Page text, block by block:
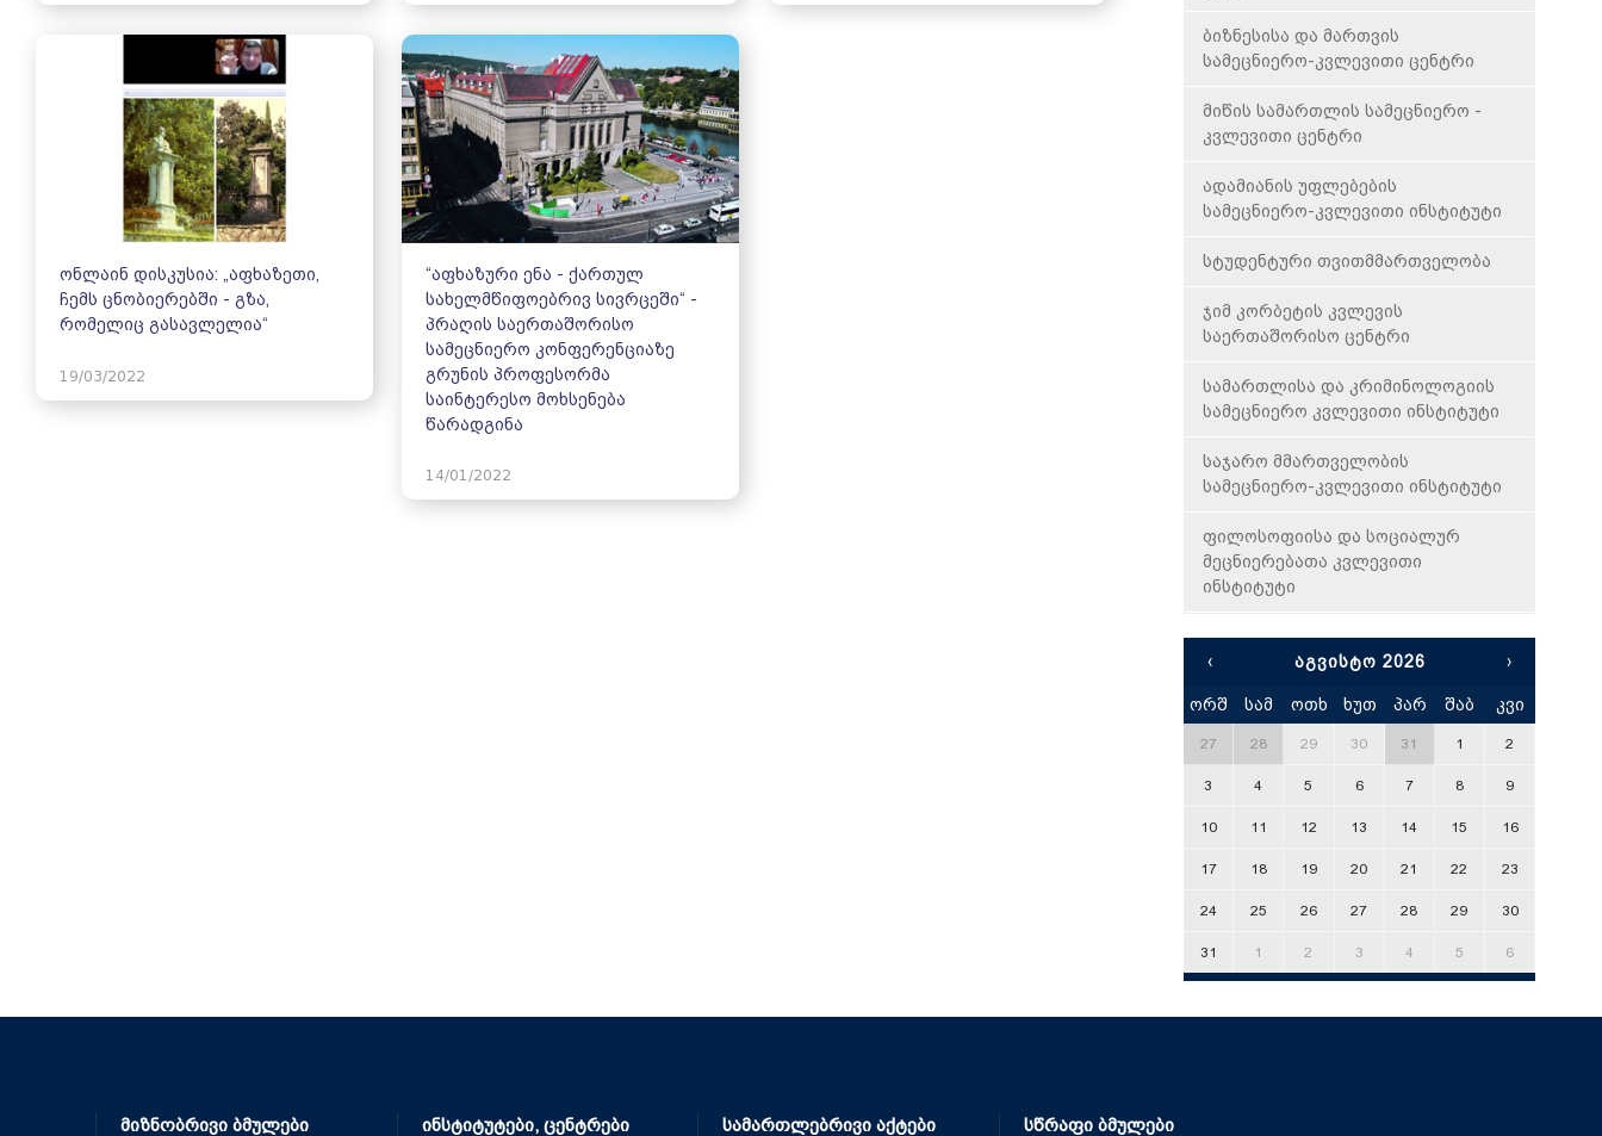
ონლაინ დისკუსია: „აფხაზეთი,
ჩემს ცნობიერებში - გზა,
რომელიც გასავლელია“
19/03/2022
“აფხაზური ენა - ქართულ
სახელმწიფოებრივ სივრცეში“ -
პრაღის საერთაშორისო
სამეცნიერო კონფერენციაზე
გრუნის პროფესორმა
საინტერესო მოხსენება
წარადგინა
14/01/2022
ბიზნესისა და მართვის
სამეცნიერო-კვლევითი ცენტრი
მიწის სამართლის სამეცნიერო -
კვლევითი ცენტრი
ადამიანის უფლებების
სამეცნიერო-კვლევითი ინსტიტუტი
სტუდენტური თვითმმართველობა
ჯიმ კორბეტის კვლევის
საერთაშორისო ცენტრი
სამართლისა და კრიმინოლოგიის
სამეცნიერო კვლევითი ინსტიტუტი
საჯარო მმართველობის
სამეცნიერო-კვლევითი ინსტიტუტი
ფილოსოფიისა და სოციალურ
მეცნიერებათა კვლევითი
ინსტიტუტი
‹ ᲐᲒᲕᲘᲡᲢᲝ 2026 ›
ორშ სამ ოთხ ხუთ პარ შაბ კვი
27 28 29 30 31 1 2
3 4 5 6 7 8 9
10 11 12 13 14 15 16
17 18 19 20 21 22 23
24 25 26 27 28 29 30
31 1 2 3 4 5 6
მიზნობრივი ბმულები ინსტიტუტები, ცენტრები სამართლებრივი აქტები სწრაფი ბმულები